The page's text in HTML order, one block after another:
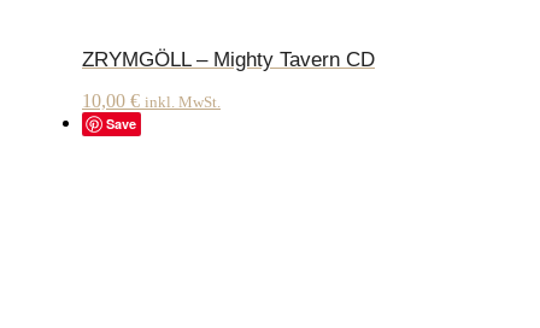
ZRYMGÖLL – Mighty Tavern CD
10,00 € inkl. MwSt.
Save